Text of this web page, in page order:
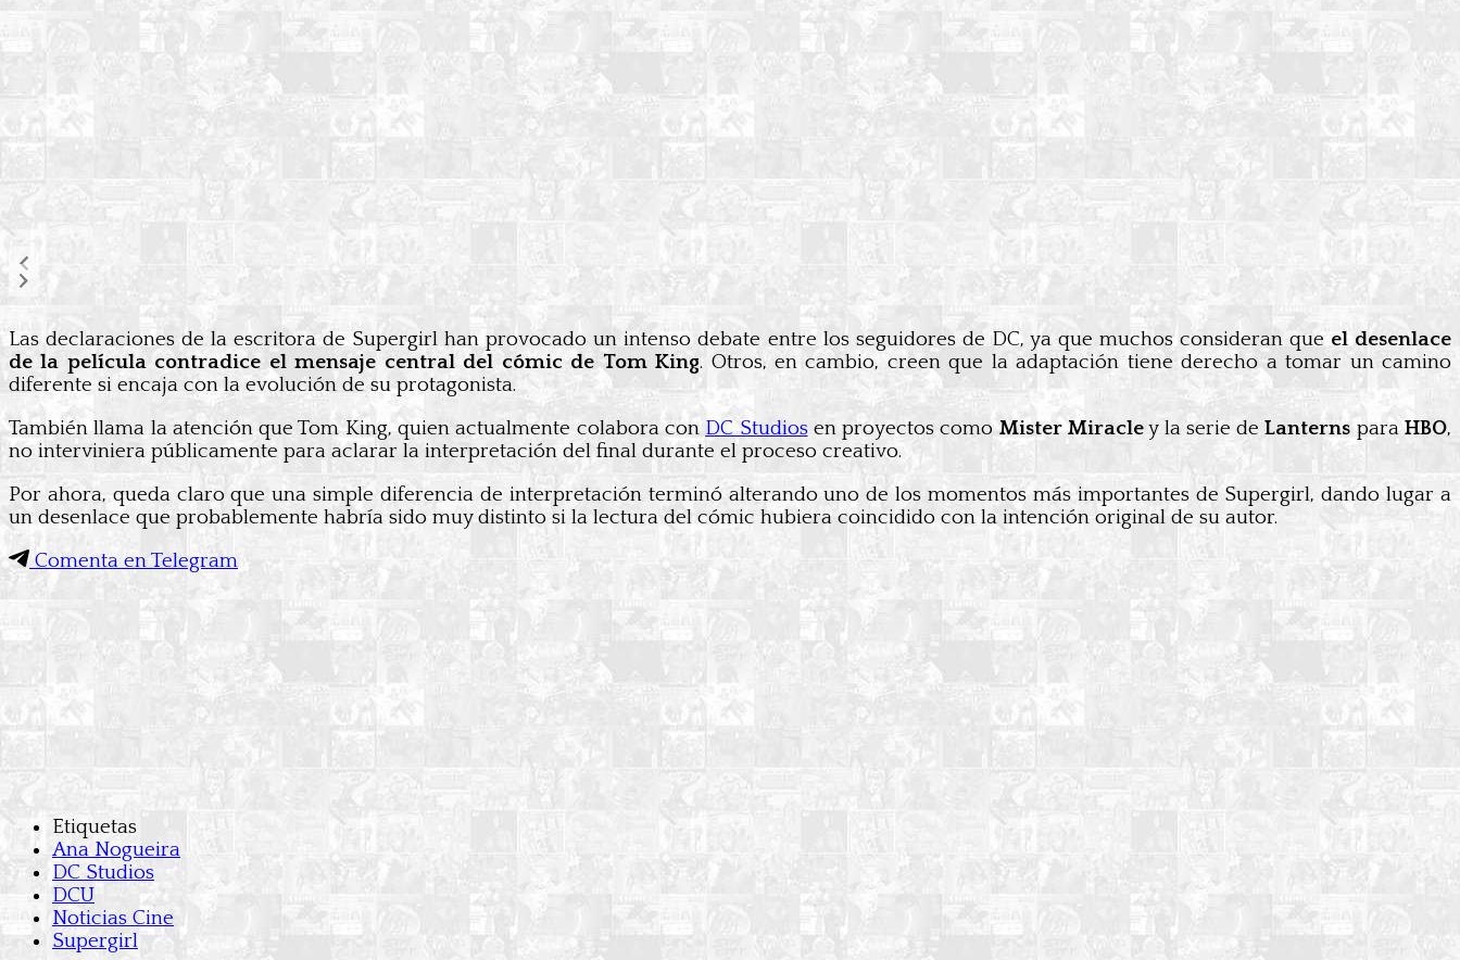
Las declaraciones de la escritora de Supergirl han provocado un intenso debate entre los seguidores de DC, ya que muchos consideran queel desenlace
de la película contradice el mensaje central del cómic de Tom King. Otros, en cambio, creen que la adaptación tiene derecho a tomar un camino
diferente si encaja con la evolución de su protagonista.
También llama la atención que Tom King, quien actualmente colabora con DC Studiosen proyectos comoMister Miracley la serie deLanterns paraHBO,
no interviniera públicamente para aclarar la interpretación del final durante el proceso creativo.
Por ahora, queda claro que una simple diferencia de interpretación terminó alterando uno de los momentos más importantes de Supergirl, dando lugar a
un desenlace que probablemente habría sido muy distinto si la lectura del cómic hubiera coincidido con la intención original de su autor.
Comenta en Telegram
Etiquetas
Ana Nogueira
DC Studios
DCU
Noticias Cine
Supergirl